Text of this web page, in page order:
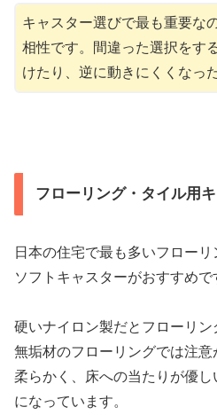
キャスター選びで最も重要な
相性です。間違った選択をす
けたり、逆に動きにくくなっ
フローリング・タイル用
日本の住宅で最も多いフロー
ソフトキャスターがおすすめで
硬いナイロン製だとフローリ
無垢材のフローリングでは注
柔らかく、床への当たりが優
になっています。